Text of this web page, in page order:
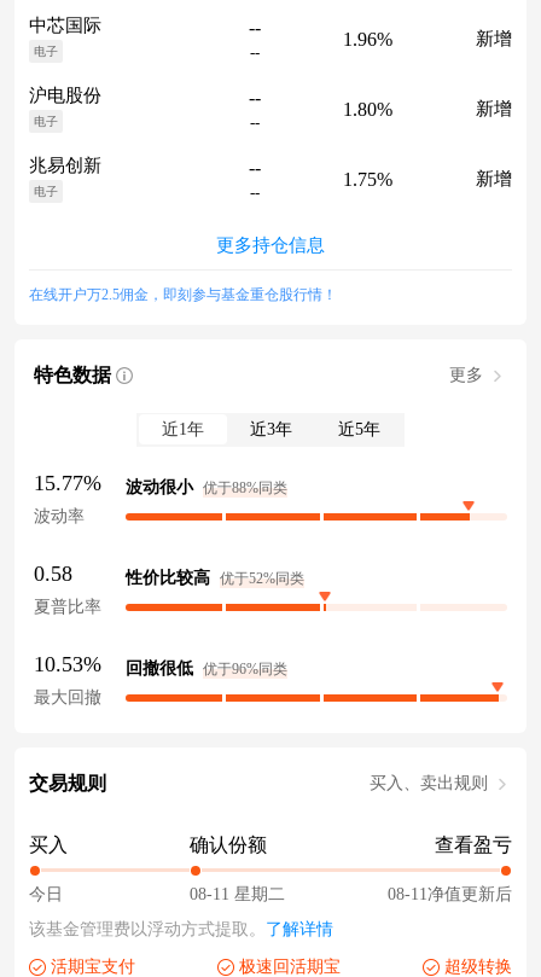
中芯国际
电子
--
--
1.96% 新增
沪电股份
电子
--
--
1.80% 新增
兆易创新
电子
--
--
1.75% 新增
更多持仓信息
在线开户万2.5佣金，即刻参与基金重仓股行情！
特色数据 更多
近1年 近3年 近5年
15.77%
波动率
波动很小 优于88%同类
0.58
夏普比率
性价比较高 优于52%同类
10.53%
最大回撤
回撤很低 优于96%同类
交易规则 买入、卖出规则
买入
今日
确认份额
08-11 星期二
查看盈亏
08-11净值更新后
该基金管理费以浮动方式提取。 了解详情
活期宝支付 极速回活期宝 超级转换